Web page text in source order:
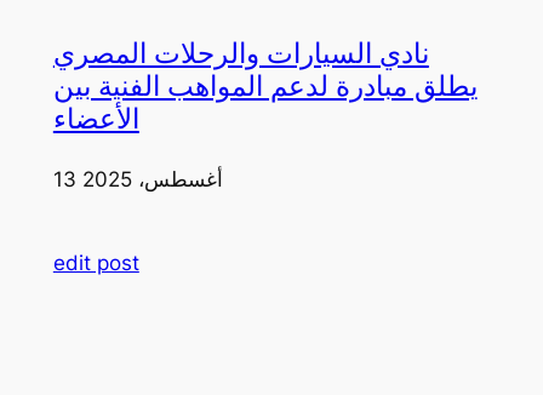
نادي السيارات والرحلات المصري
يطلق مبادرة لدعم المواهب الفنية بين
الأعضاء
13 أغسطس، 2025
edit post